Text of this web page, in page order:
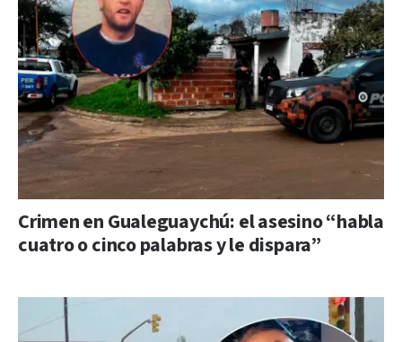
Crimen en Gualeguaychú: el asesino “habla
cuatro o cinco palabras y le dispara”